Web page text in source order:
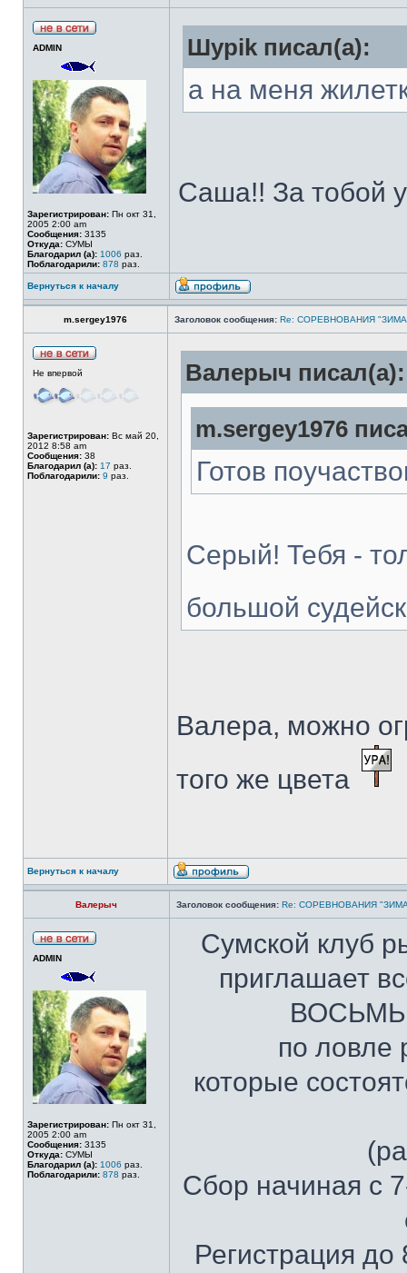
ADMIN
Зарегистрирован: Пн окт 31,
2005 2:00 am
Сообщения: 3135
Откуда: СУМЫ
Благодарил (а): 1006 раз.
Поблагодарили: 878 раз.
Шypik писал(а):
а на меня
Саша!! За тобой
Вернуться к началу
m.sergey1976 Заголовок сообщения: Re: СОРЕВНОВАНИЯ
Не впервой
Зарегистрирован: Вс май 20,
2012 8:58 am
Сообщения: 38
Благодарил (а): 17 раз.
Поблагодарили: 9 раз.
Валерыч писал(а):
m.sergey1976
Готов
Серый! Тебя -
большой
Валера, можно
того же цвета
Вернуться к началу
Валерыч Заголовок сообщения: Re: СОРЕВНОВАНИЯ
ADMIN
Зарегистрирован: Пн окт 31,
2005 2:00 am
Сообщения: 3135
Откуда: СУМЫ
Благодарил (а): 1006 раз.
Поблагодарили: 878 раз.
Сумской клуб
приглашает
по ловле
которые
Сбор начиная с
Регистрация